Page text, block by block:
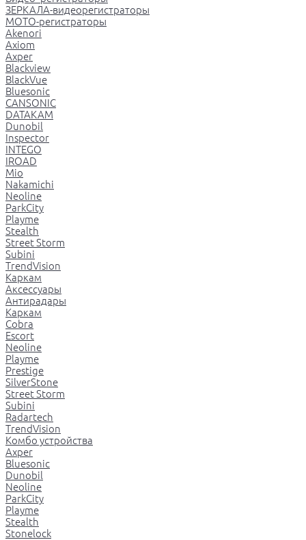
ЗЕРКАЛА-видеорегистраторы
МОТО-регистраторы
Akenori
Axiom
Axper
Blackview
BlackVue
Bluesonic
CANSONIC
DATAKAM
Dunobil
Inspector
INTEGO
IROAD
Mio
Nakamichi
Neoline
ParkCity
Playme
Stealth
Street Storm
Subini
TrendVision
Каркам
Аксессуары
Антирадары
Каркам
Cobra
Escort
Neoline
Playme
Prestige
SilverStone
Street Storm
Subini
Radartech
TrendVision
Комбо устройства
Axper
Bluesonic
Dunobil
Neoline
ParkCity
Playme
Stealth
Stonelock